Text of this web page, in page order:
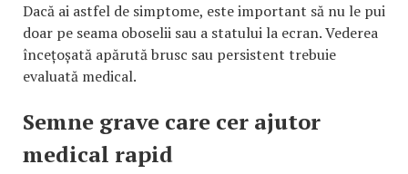
Dacă ai astfel de simptome, este important să nu le pui
doar pe seama oboselii sau a statului la ecran. Vederea
încețoșată apărută brusc sau persistent trebuie
evaluată medical.
Semne grave care cer ajutor
medical rapid